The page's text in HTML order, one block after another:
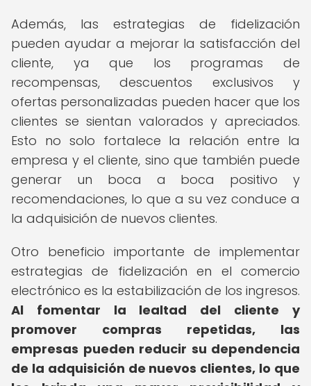
Además, las estrategias de fidelización
pueden ayudar a mejorar la satisfacción del
cliente, ya que los programas de
recompensas, descuentos exclusivos y
ofertas personalizadas pueden hacer que los
clientes se sientan valorados y apreciados.
Esto no solo fortalece la relación entre la
empresa y el cliente, sino que también puede
generar un boca a boca positivo y
recomendaciones, lo que a su vez conduce a
la adquisición de nuevos clientes.
Otro beneficio importante de implementar
estrategias de fidelización en el comercio
electrónico es la estabilización de los ingresos.
Al fomentar la lealtad del cliente y
promover compras repetidas, las
empresas pueden reducir su dependencia
de la adquisición de nuevos clientes, lo que